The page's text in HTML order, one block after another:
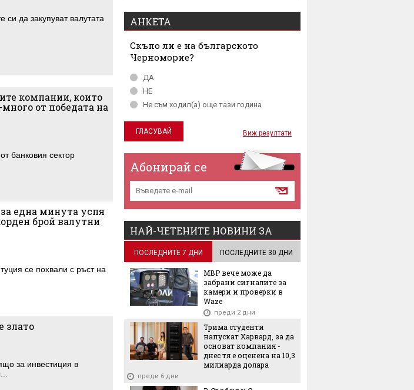
си да закупуват валутата
компании, които
от победата на
банковия сектор
една минута успя
брой валутни
се похвали с ръст на
злато
за инвестиция в
АНКЕТА
Скъпо ли е на българското
Черноморие?
ДА
НЕ
Не съм ходил(а) още тази година
Виж резултати
Абонирай се
НАЙ-ЧЕТЕНИТЕ НОВИНИ ЗА
ПОСЛЕДНИТЕ 7 ДНИ ПОСЛЕДНИТЕ 30 ДНИ
МВР вече може да
забрани сигналите за
камери и проверки в
Waze
преди 2 дни
Трима студенти
напускат Харвард, за да
основат компания -
днес тя е оценена на 10,3
милиарда долара
преди 6 дни